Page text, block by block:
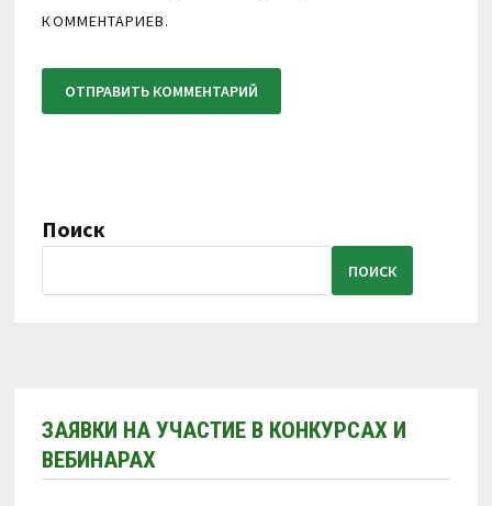
КОММЕНТАРИЕВ.
Поиск
ПОИСК
ЗАЯВКИ НА УЧАСТИЕ В КОНКУРСАХ И
ВЕБИНАРАХ